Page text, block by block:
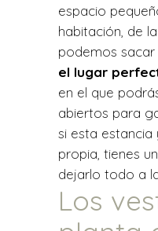
espacio
habitación, de
podemos sacar
el lugar
en el que
abiertos para
si esta
propia, tienes
dejarlo todo a
Los